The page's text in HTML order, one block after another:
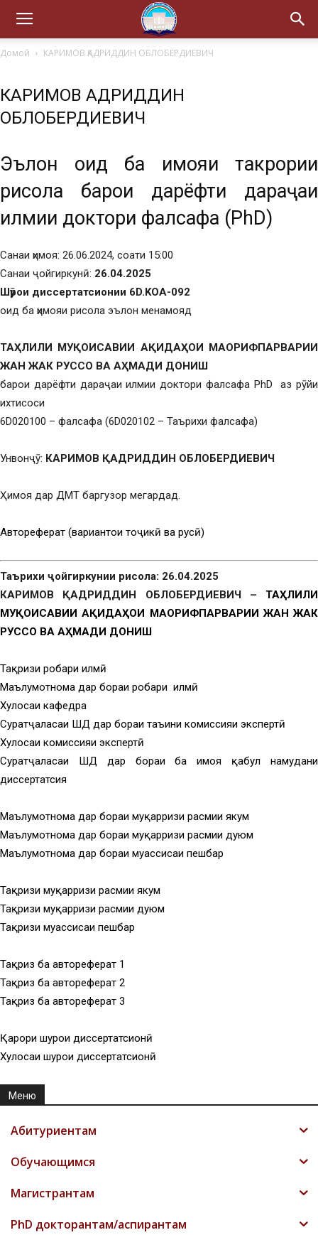
Домой КАРИМОВ ҚАДРИДДИН ОБЛОБЕРДИЕВИЧ
КАРИМОВ ҚАДРИДДИН
ОБЛОБЕРДИЕВИЧ
Эълон оид ба ҳимояи такрории
рисола барои дарёфти дараҷаи
илмии доктори фалсафа (PhD)
Санаи ҳимоя: 26.06.2024, соати 15:00
Санаи ҷойгиркунӣ: 26.04.2025
Шӯрои диссертатсионии 6D.KOA-092
оид ба ҳимояи рисола эълон менамояд
ТАҲЛИЛИ МУҚОИСАВИИ АҚИДАҲОИ МАОРИФПАРВАРИИ
ЖАН ЖАК РУССО ВА АҲМАДИ ДОНИШ
барои дарёфти дараҷаи илмии доктори фалсафа PhD аз рӯйи
ихтисоси
6D020100 – фалсафа (6D020102 – Таърихи фалсафа)
Унвонҷӯ: КАРИМОВ ҚАДРИДДИН ОБЛОБЕРДИЕВИЧ
Ҳимоя дар ДМТ баргузор мегардад.
Автореферат (вариантҳои тоҷикӣ ва русӣ)
Таърихи ҷойгиркунии рисола: 26.04.2025
КАРИМОВ ҚАДРИДДИН ОБЛОБЕРДИЕВИЧ – ТАҲЛИЛИ
МУҚОИСАВИИ АҚИДАҲОИ МАОРИФПАРВАРИИ ЖАН ЖАК
РУССО ВА АҲМАДИ ДОНИШ
Тақризи роҳбари илмӣ
Маълумотнома дар бораи роҳбари илмӣ
Хулосаи кафедра
Суратҷаласаи ШД дар бораи таъини комиссияи экспертӣ
Хулосаи комиссияи экспертӣ
Суратҷаласаи ШД дар бораи ба ҳимоя қабул намудани
диссертатсия
Маълумотнома дар бораи муқарризи расмии якум
Маълумотнома дар бораи муқарризи расмии дуюм
Маълумотнома дар бораи муассисаи пешбар
Тақризи муқарризи расмии якум
Тақризи муқарризи расмии дуюм
Тақризи муассисаи пешбар
Тақриз ба автореферат 1
Тақриз ба автореферат 2
Тақриз ба автореферат 3
Қарори шурои диссертатсионӣ
Хулосаи шурои диссертатсионӣ
Меню
Абитуриентам
Обучающимся
Магистрантам
PhD докторантам/аспирантам